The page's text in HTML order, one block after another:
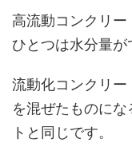
高流動コンクリ
ひとつは水分量が
流動化コンクリ
を混ぜたものに
トと同じです。